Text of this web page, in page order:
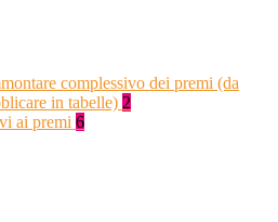
complessivo dei premi (da
in tabelle) 2
ai premi 6